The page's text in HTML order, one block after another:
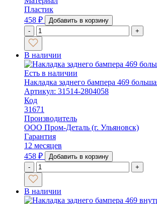
Пластик
458 ₽
Добавить в корзину
-
+
В наличии
Есть в наличии
Накладка заднего бампера 469
Артикул: 31514-2804058
Код
31671
Производитель
ООО Пром-Деталь (г. Ульяновск)
Гарантия
12 месяцев
458 ₽
Добавить в корзину
-
+
В наличии